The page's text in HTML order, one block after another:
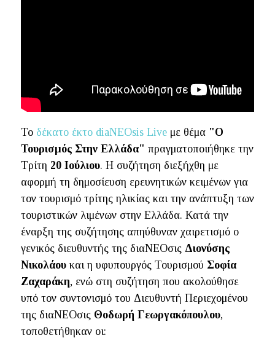
Το δέκατο έκτο diaNEOsis Liveμε θέμα "Ο
Τουρισμός Στην Ελλάδα" πραγματοποιήθηκε την
Τρίτη 20 Ιούλιου. Η συζήτηση διεξήχθη με
αφορμή τη δημοσίευση ερευνητικών κειμένων για
τον τουρισμό τρίτης ηλικίας και την ανάπτυξη των
τουριστικών λιμένων στην Ελλάδα. Κατά την
έναρξη της συζήτησης απηύθυναν χαιρετισμό ο
γενικός διευθυντής της διαΝΕΟσις Διονύσης
Νικολάουκαι η υφυπουργός Τουρισμού Σοφία
Ζαχαράκη, ενώ στη συζήτηση που ακολούθησε
υπό τον συντονισμό του Διευθυντή Περιεχομένου
της διαΝΕΟσις Θοδωρή Γεωργακόπουλου,
τοποθετήθηκαν οι: